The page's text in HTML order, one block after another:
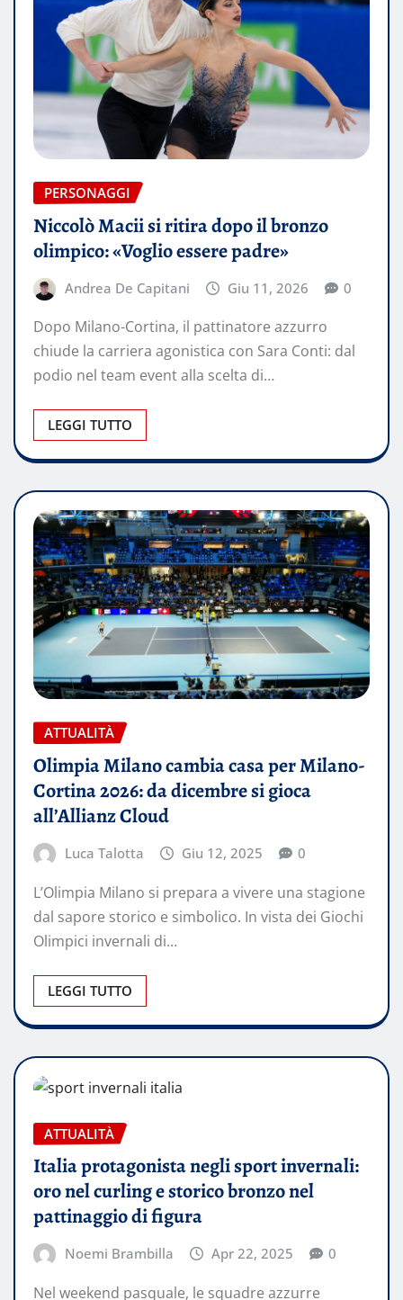
PERSONAGGI
Niccolò Macii si ritira dopo il bronzo
olimpico: «Voglio essere padre»
Andrea De Capitani Giu 11, 2026 0
Dopo Milano-Cortina, il pattinatore azzurro
chiude la carriera agonistica con Sara Conti: dal
podio nel team event alla scelta di…
LEGGI TUTTO
ATTUALITÀ
Olimpia Milano cambia casa per Milano-
Cortina 2026: da dicembre si gioca
all’Allianz Cloud
Luca Talotta Giu 12, 2025 0
L’Olimpia Milano si prepara a vivere una stagione
dal sapore storico e simbolico. In vista dei Giochi
Olimpici invernali di…
LEGGI TUTTO
ATTUALITÀ
Italia protagonista negli sport invernali:
oro nel curling e storico bronzo nel
pattinaggio di figura
Noemi Brambilla Apr 22, 2025 0
​Nel weekend pasquale, le squadre azzurre